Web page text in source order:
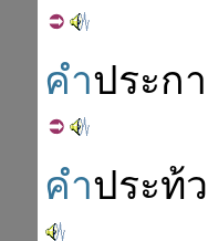
คำประก
คำประท้